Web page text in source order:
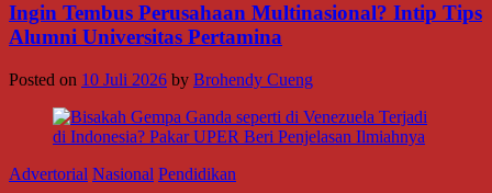
Ingin Tembus Perusahaan Multinasional? Intip Tips
Alumni Universitas Pertamina
Posted on 10 Juli 2026 by Brohendy Cueng
Advertorial Nasional Pendidikan